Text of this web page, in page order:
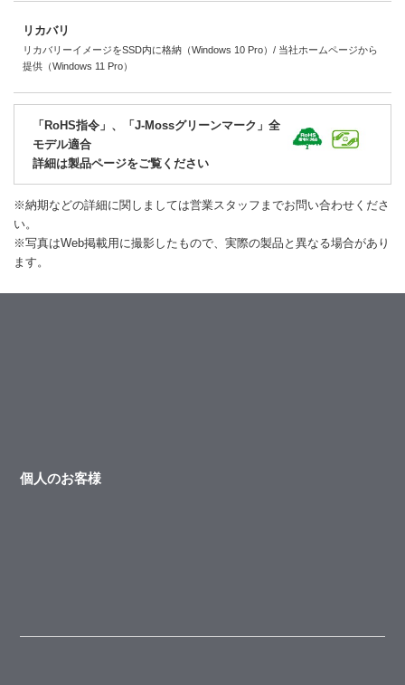
リカバリ
リカバリーイメージをSSD内に格納（Windows 10 Pro）/ 当社ホームページから
提供（Windows 11 Pro）
「RoHS指令」、「J-Mossグリーンマーク」全
モデル適合
詳細は製品ページをご覧ください
※納期などの詳細に関しましては営業スタッフまでお問い合わせくださ
い。
※写真はWeb掲載用に撮影したもので、実際の製品と異なる場合があり
ます。
個人のお客様